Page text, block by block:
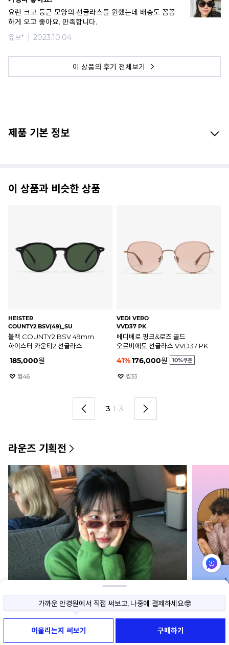
요런 크고 둥근 모양의 선글라스를 원했는데 배송도 꼼꼼
하게 오고 좋아요. 만족합니다.
유보*
2023.10.04
이 상품의 후기 전체보기
제품 기본 정보
이 상품과 비슷한 상품
RAY-BAN
RB4259F 601/71
레이밴 선글라스 RB4259F
601/71 RB4259-F
20%191,200
찜3456
OAKLEY
OO9438-01
매트 블랙 OO9438-01 오클리
아이자켓 리덕스 선글라스
20% 208,800원
찜448
1 I 3
라운즈 기획전
가까운 안경원에서 직접 써보고, 나중에 결제하세요🤓
사이즈나 색상이 고민된다면, 직접 써보고 구매하세요!
써보기 예약부터 반품까지 모두 무료예요😉
어울리는지 써보기 구매하기